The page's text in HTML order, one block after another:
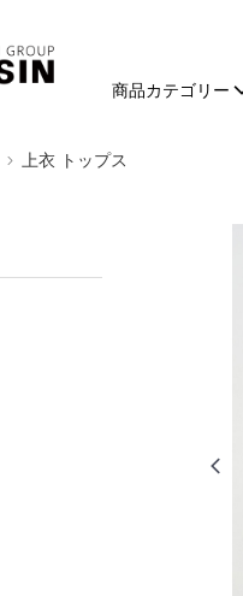
商品カテゴリー
上衣 トップス